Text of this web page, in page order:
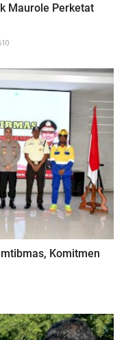
Maurole Perketat
Komitmen